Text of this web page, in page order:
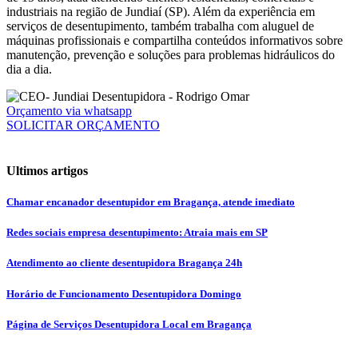
industriais na região de Jundiaí (SP). Além da experiência em
serviços de desentupimento, também trabalha com aluguel de
máquinas profissionais e compartilha conteúdos informativos sobre
manutenção, prevenção e soluções para problemas hidráulicos do
dia a dia.
Orçamento via whatsapp
SOLICITAR ORÇAMENTO
Ultimos artigos
Chamar encanador desentupidor em Bragança, atende imediato
Redes sociais empresa desentupimento: Atraia mais em SP
Atendimento ao cliente desentupidora Bragança 24h
Horário de Funcionamento Desentupidora Domingo
Página de Serviços Desentupidora Local em Bragança